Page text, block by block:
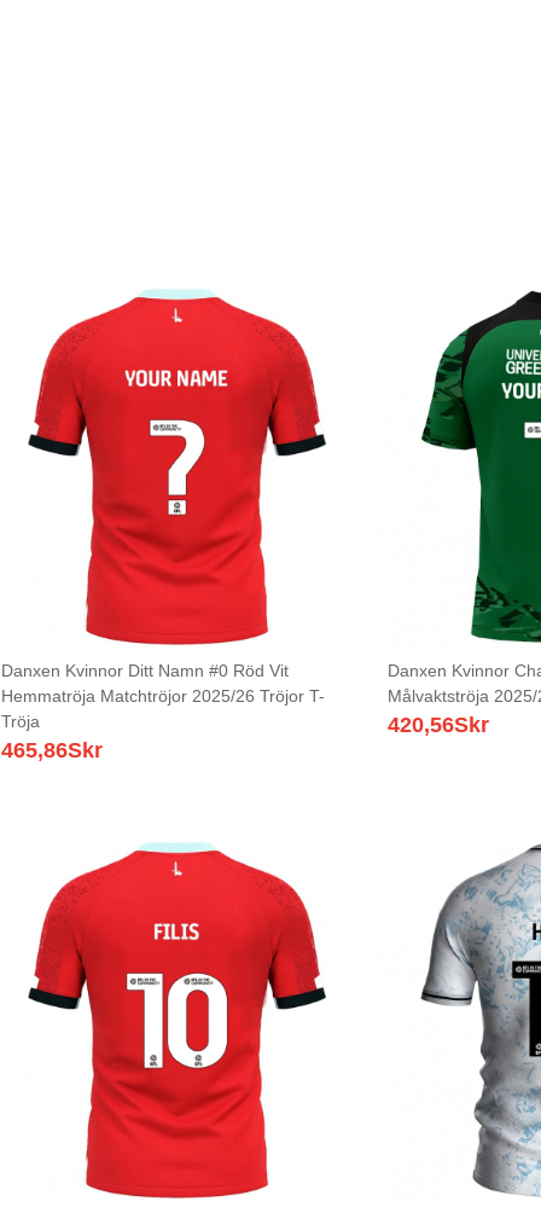
Danxen Kvinnor Ditt Namn #0 Röd Vit
Hemmatröja Matchtröjor 2025/26 Tröjor T-
Tröja
465,86Skr
Danxen Kvinnor
Målvaktströja
420,56Skr